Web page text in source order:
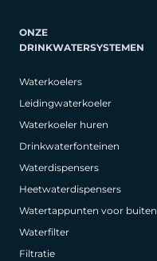
ONZE
DRINKWATERSYSTEMEN
Waterkoelers
Leidingwaterkoeler
Waterkoeler huren
Drinkwaterfonteinen
Waterdispensers
Heetwaterdispensers
Watertappunten voor buiten
Waterfilter
Filtratie